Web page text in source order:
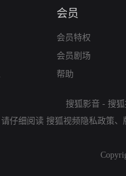
会员
会员特权
会员剧场
帮助
搜狐影音 - 搜
请仔细阅读 搜狐视频隐私政策、